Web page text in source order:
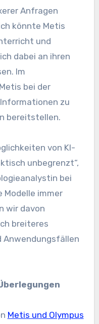
Anfragen
könnte Metis
und
dabei an ihren
Im
bei der
zu
bereitstellen.
von KI-
unbegrenzt“,
bei
Modelle immer
wir davon
breiteres
Anwendungsfällen
Metis und Olympus